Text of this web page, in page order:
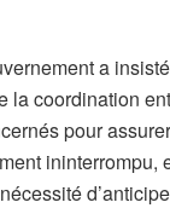
a
la coordination
pour
ininterrompu,